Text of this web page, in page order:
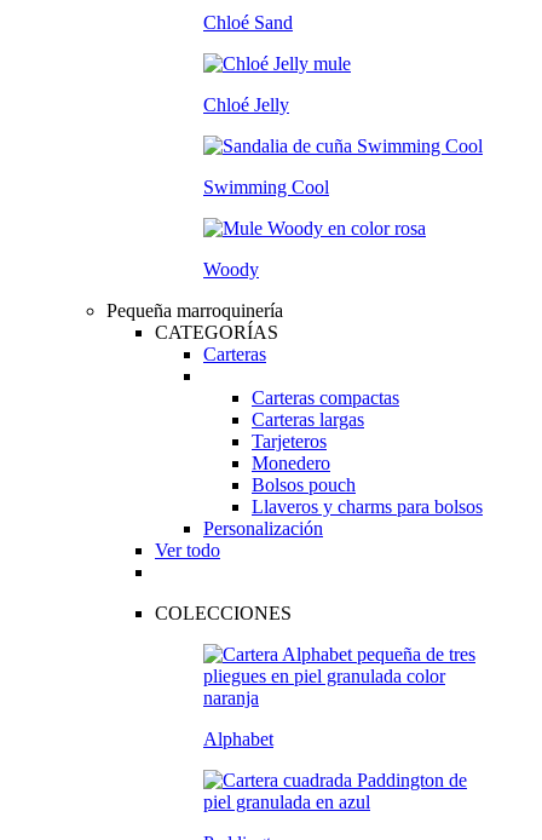
Chloé Sand
Chloé Jelly
Swimming Cool
Woody
Pequeña marroquinería
CATEGORÍAS
Carteras
Carteras compactas
Carteras largas
Tarjeteros
Monedero
Bolsos pouch
Llaveros y charms para bolsos
Personalización
Ver todo
COLECCIONES
Alphabet